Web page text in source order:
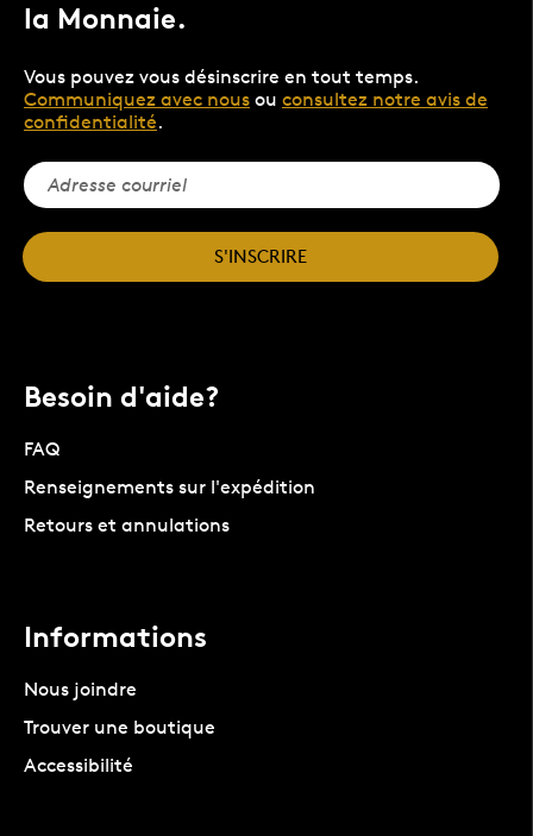
la Monnaie.
Vous pouvez vous désinscrire en tout temps.
Communiquez avec nous ou consultez notre avis de
confidentialité.
S'INSCRIRE
Besoin d'aide?
FAQ
Renseignements sur l'expédition
Retours et annulations
Informations
Nous joindre
Trouver une boutique
Accessibilité